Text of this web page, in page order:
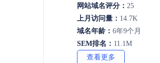
网站域名评分： 25
上月访问量： 14.7K
域名年龄： 6年9个月
SEM排名： 11.1M
查看更多